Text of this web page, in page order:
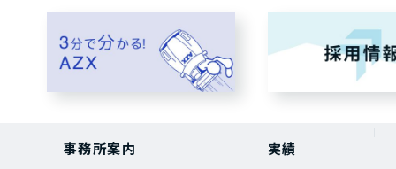
事務所案内 実績